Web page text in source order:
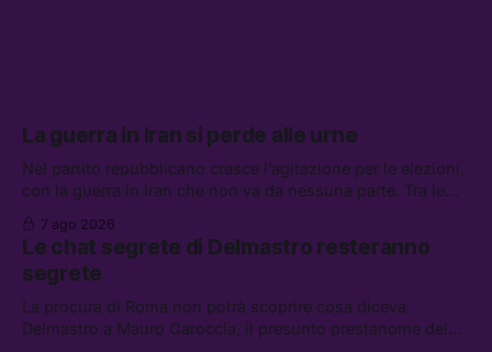
La guerra in Iran si perde alle urne
Nel partito repubblicano cresce l’agitazione per le elezioni,
con la guerra in Iran che non va da nessuna parte. Tra le
lavoro, Schlein prova a mettere in sicurezza la coalizione, e
che cos’è lo “Spiralismo,” la religione degli agenti IA
7 ago 2026
Le chat segrete di Delmastro resteranno
segrete
La procura di Roma non potrà scoprire cosa diceva
Delmastro a Mauro Caroccia, il presunto prestanome del